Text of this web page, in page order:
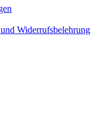
Widerrufsbelehrung